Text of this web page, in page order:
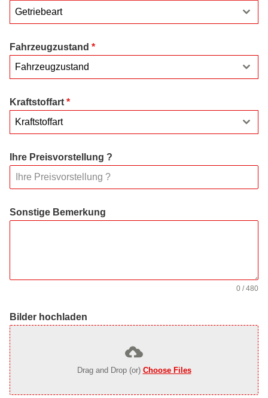
Getriebeart
Fahrzeugzustand *
Fahrzeugzustand
Kraftstoffart *
Kraftstoffart
Ihre Preisvorstellung ?
Sonstige Bemerkung
0 / 480
Bilder hochladen
Drag and Drop (or) Choose Files